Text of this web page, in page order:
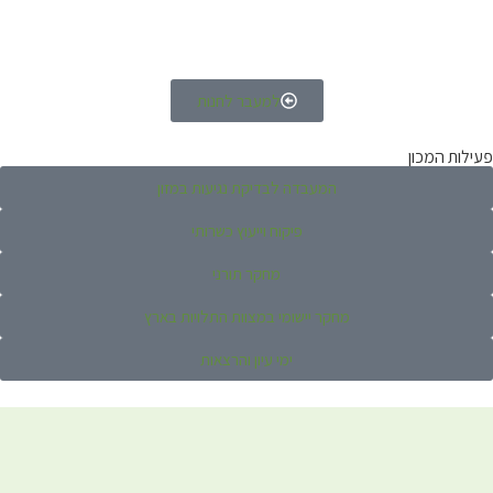
למעבר לחנות
פעילות המכון
המעבדה לבדיקת נגיעות במזון
פיקוח וייעוץ כשרותי
מחקר תורני
מחקר יישומי במצוות התלויות בארץ
ימי עיון והרצאות